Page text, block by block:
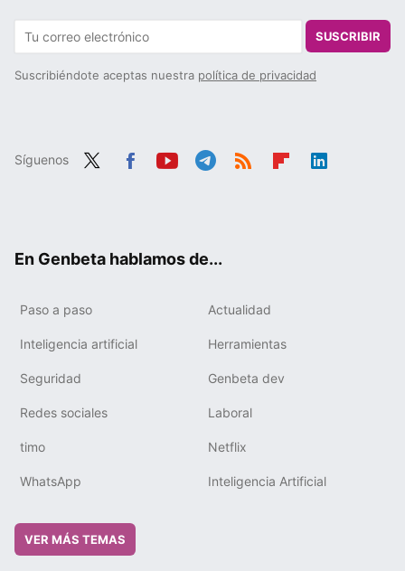
SUSCRIBIR
Suscribiéndote aceptas nuestra política de privacidad
Síguenos
En Genbeta hablamos de...
Paso a paso Actualidad
Inteligencia artificial Herramientas
Seguridad Genbeta dev
Redes sociales Laboral
timo Netflix
WhatsApp Inteligencia Artificial
VER MÁS TEMAS